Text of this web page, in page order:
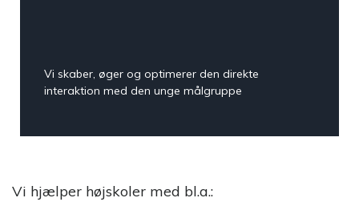
Vi skaber, øger og optimerer den direkte
interaktion med den unge målgruppe
Vi hjælper højskoler med bl.a.: